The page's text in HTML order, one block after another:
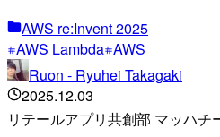
AWS re:Invent 2025
AWS Lambda AWS
Ruon - Ryuhei Takagaki
2025.12.03
リテールアプリ共創部 マッハチ